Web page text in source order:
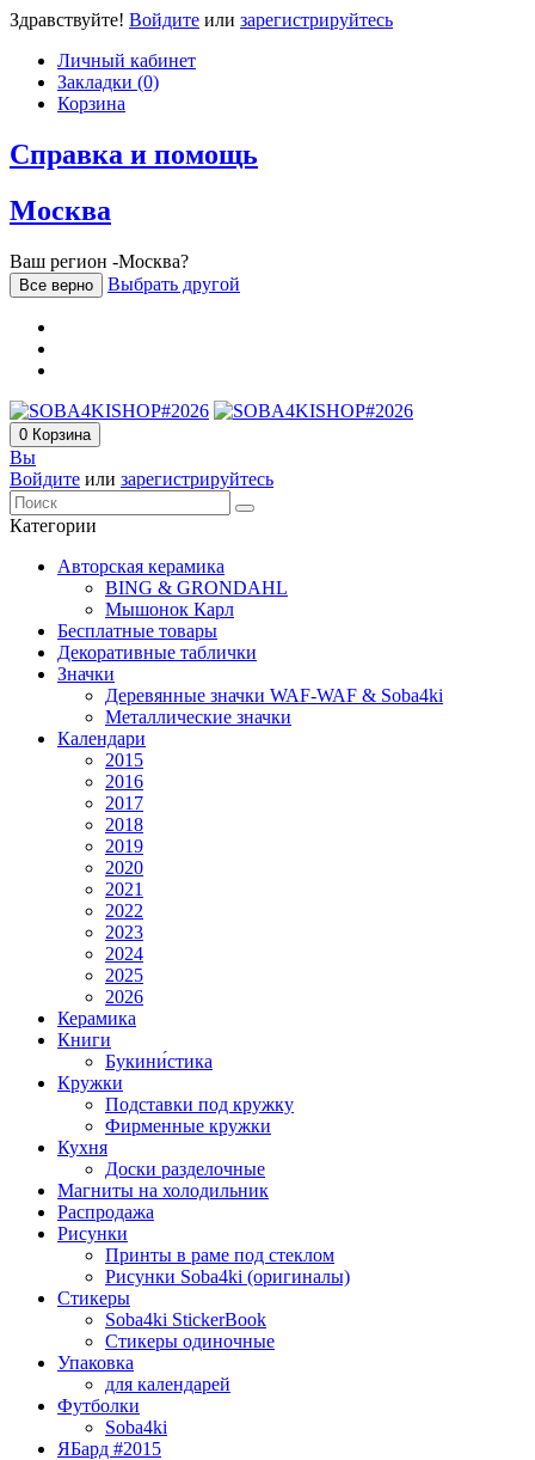
Здравствуйте! Войдите или зарегистрируйтесь
Личный кабинет
Закладки (0)
Корзина
Справка и помощь
Москва
Ваш регион -Москва?
Все верно Выбрать другой
0 Корзина
Вы
Войдите или зарегистрируйтесь
Категории
Авторская керамика
BING & GRONDAHL
Мышонок Карл
Бесплатные товары
Декоративные таблички
Значки
Деревянные значки WAF-WAF & Soba4ki
Металлические значки
Календари
2015
2016
2017
2018
2019
2020
2021
2022
2023
2024
2025
2026
Керамика
Книги
Букини́стика
Кружки
Подставки под кружку
Фирменные кружки
Кухня
Доски разделочные
Магниты на холодильник
Распродажа
Рисунки
Принты в раме под стеклом
Рисунки Soba4ki (оригиналы)
Стикеры
Soba4ki StickerBook
Стикеры одиночные
Упаковка
для календарей
Футболки
Soba4ki
ЯБард #2015